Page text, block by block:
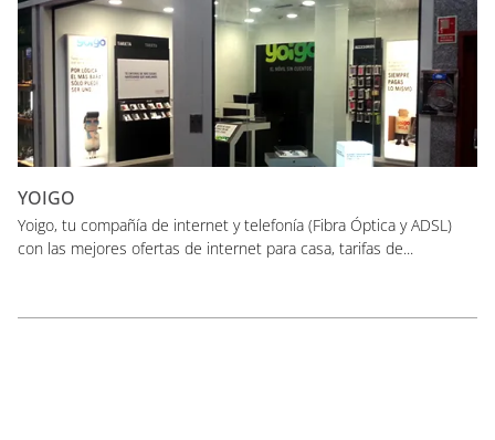
YOIGO
Yoigo, tu compañía de internet y telefonía (Fibra Óptica y ADSL)
con las mejores ofertas de internet para casa, tarifas de...